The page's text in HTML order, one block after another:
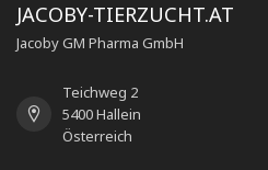
JACOBY-TIERZUCHT.AT
Jacoby GM Pharma GmbH
Teichweg 2
5400 Hallein
Österreich